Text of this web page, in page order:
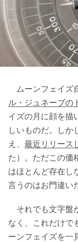
ムーンフェイズ
ル・ジュネーブの
イズの月に顔を描
しいものだ。しか
え、 最近リリース
た）。ただこの価
はほとんど存在し
言うのはお門違い
それでも文字盤
なく、これだけで
ーンフェイズを一